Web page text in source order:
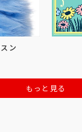
ン
もっと見る